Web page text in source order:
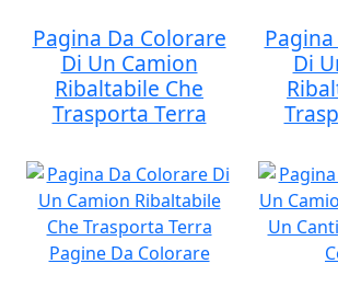
Pagina Da Colorare
Di Un Camion
Ribaltabile Che
Trasporta Terra
Di